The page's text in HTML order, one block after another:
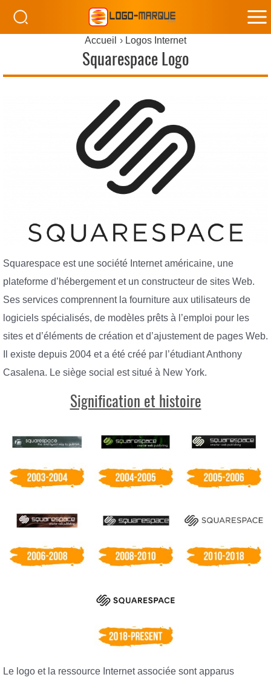
Accueil Logos Internet
Squarespace Logo
Squarespace est une société Internet américaine, une
plateforme d’hébergement et un constructeur de sites Web.
Ses services comprennent la fourniture aux utilisateurs de
logiciels spécialisés, de modèles prêts à l’emploi pour les
sites et d’éléments de création et d’ajustement de pages Web.
Il existe depuis 2004 et a été créé par l’étudiant Anthony
Casalena. Le siège social est situé à New York.
Signification et histoire
Le logo et la ressource Internet associée sont apparus